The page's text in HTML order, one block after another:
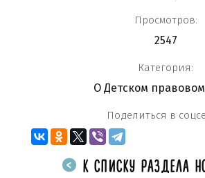
Просмотров:
2547
Категория:
О Детском
Поделиться в
К СПИСКУ РАЗДЕЛА